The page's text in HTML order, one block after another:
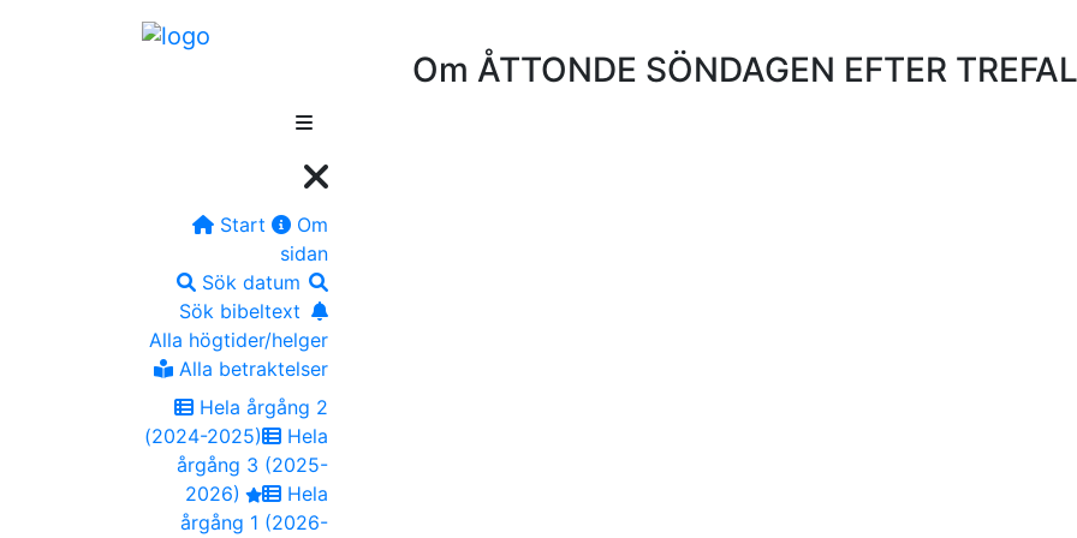
Om ÅTTONDE SÖNDAGEN EFTER
Start
Om
sidan
Sök datum
Sök bibeltext
Alla högtider/helger
Alla betraktelser
Hela årgång 2
(2024-2025)
Hela
årgång 3 (2025-
2026)
Hela
årgång 1 (2026-